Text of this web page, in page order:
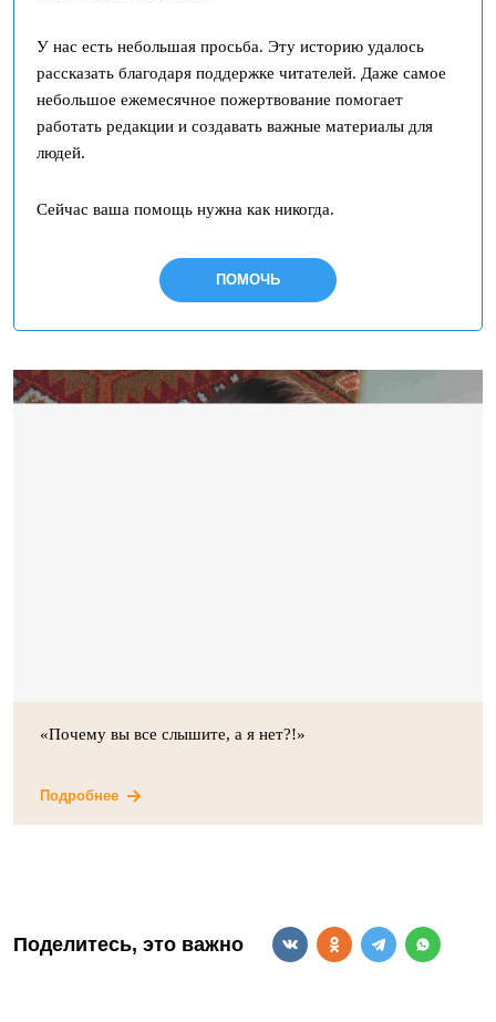
У нас есть небольшая просьба. Эту историю удалось
рассказать благодаря поддержке читателей. Даже самое
небольшое ежемесячное пожертвование помогает
работать редакции и создавать важные материалы для
людей.
Сейчас ваша помощь нужна как никогда.
ПОМОЧЬ
«Почему вы все слышите, а я нет?!»
Подробнее
Поделитесь, это важно